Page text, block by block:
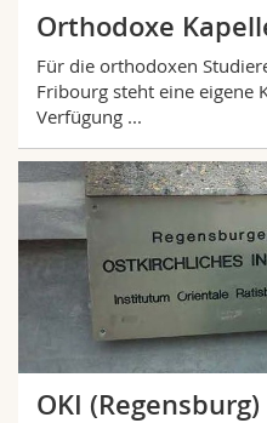
Orthodoxe
Für die orthodoxen
Fribourg steht eine eigene
Verfügung ...
OKI (Regensburg)